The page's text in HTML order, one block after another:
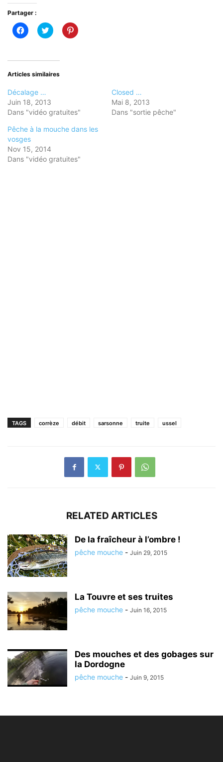
Partager :
Cliquez
pour
dans
nouvelle
Cliquez
pour
dans
nouvelle
Cliquez
pour
Articles similaires
Décalage …
Juin 18, 2013
Dans "vidéo gratuites"
Closed …
Mai 8, 2013
Dans "sortie pêche"
Pêche à la mouche dans les
vosges
Nov 15, 2014
Dans "vidéo gratuites"
TAGS corrèze débit sarsonne truite ussel
RELATED ARTICLES
De la fraîcheur à l’ombre !
pêche mouche - Juin 29, 2015
La Touvre et ses truites
pêche mouche - Juin 16, 2015
Des mouches et des gobages sur
la Dordogne
pêche mouche - Juin 9, 2015